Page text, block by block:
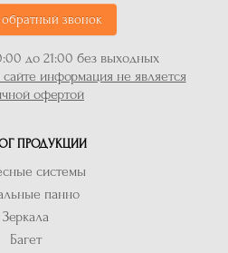
обратный звонок
до 21:00 без выходных
информация не является
офертой
ПРОДУКЦИИ
системы
панно
Зеркала
Багет